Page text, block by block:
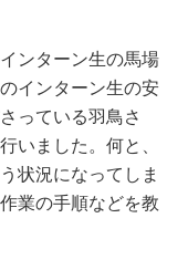
ンターン生の馬場
インターン生の安
っている羽鳥さ
いました。何と、
状況になってしま
業の手順などを教